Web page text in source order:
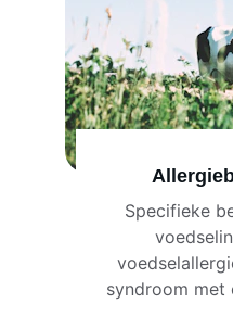
Specifieke
syndroom met